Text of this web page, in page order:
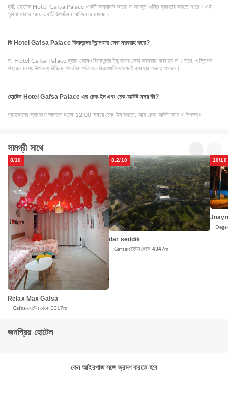
হ্যাঁ, হোটেল Hotel Gafsa Palace একটি সান্নাঘাট আছে যা সমস্ত গুস্তি ব্যবহার করতে পারে। এই
সুবিধা থাকার সময় একটি উপজীবন আবিষ্কার মাধ্যম।
কি Hotel Gafsa Palace বিমানবন্দর ট্রান্সফার সেবা সরবরাহ করে?
না, Hotel Gafsa Palace দ্বারা কোনও বিমানবন্দর ট্রান্সফার সেবা সরবরাহ করা হয় না। তবে, গুস্তিগন
শহরের মধ্যে উপলব্ধ বিভিন্ন পাবলিক পরিবহন বিকল্পগুলি সহজেই ব্যবহার করতে পারেন।
হোটেল Hotel Gafsa Palace এর চেক-ইন এবং চেক-আউট সময় কী?
গ্রাহকদের স্বাগতম জানানো হচ্ছে 12:00 সময়ে চেক-ইন করতে, আর চেক-আউট সময় এ উপলব্ধ
সামগ্রী সাথে
8/10
Relax Max Gafsa
Gafsa হোটেল থেকে 3317m
8.2/10
dar seddik
Gafsa হোটেল থেকে 4347m
10/10
জনপ্রিয় হোটেল
কেন আইরপাজ সঙ্গে ভ্রমণ করতে হবে